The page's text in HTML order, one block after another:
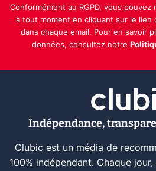
Conformément au RGPD, vous
à tout moment en cliquant sur le lien
dans chaque email. Pour en savoir
données, consultez notre
Indépendance,
Clubic est un média de
100% indépendant. Chaque